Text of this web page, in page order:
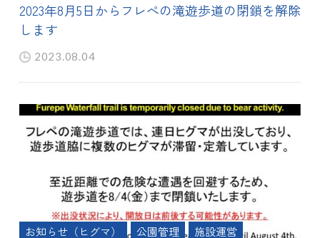
2023年8月5日からフレぺの滝遊歩道の閉鎖を解除
します
2023.08.04
お知らせ（ヒグマ） 公園管理 施設運営